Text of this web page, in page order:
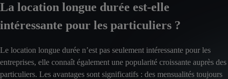
La location longue durée est-elle
intéressante pour les particuliers ?
Le location longue durée n’est pas seulement intéressante pour les
entreprises, elle connaît également une popularité croissante auprès des
particuliers. Les avantages sont significatifs : des mensualités toujours